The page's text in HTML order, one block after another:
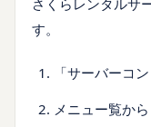
さくらレンタルサ
す。
「サーバーコ
メニュー覧か